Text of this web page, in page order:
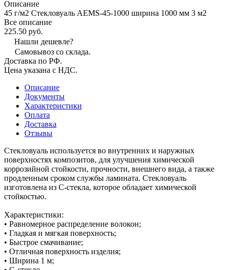
Описание
45 г/м2 Стекловуаль AEMS-45-1000 ширина 1000 мм 3 м2
Все описание
225.50 руб.
Нашли дешевле?
Самовывоз со склада.
Доставка по РФ.
Цена указана с НДС.
Описание
Документы
Характеристики
Оплата
Доставка
Отзывы
Стекловуаль используется во внутренних и наружных
поверхностях композитов, для улучшения химической
коррозийной стойкости, прочности, внешнего вида, а также
продленным сроком службы ламината. Стекловуаль
изготовлена из С-стекла, которое обладает химической
стойкостью.
Характеристики:
• Равномерное распределение волокон;
• Гладкая и мягкая поверхность;
• Быстрое смачивание;
• Отличная поверхность изделия;
• Ширина 1 м;